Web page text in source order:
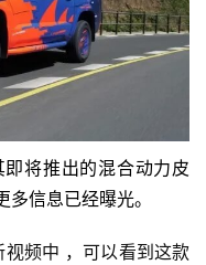
将推出的混合动力皮
信息已经曝光。
视频中 ，可以看到这款